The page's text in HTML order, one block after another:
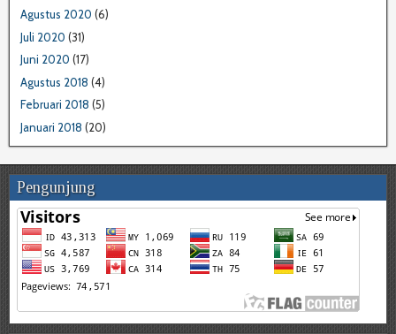
Agustus 2020 (6)
Juli 2020 (31)
Juni 2020 (17)
Agustus 2018 (4)
Februari 2018 (5)
Januari 2018 (20)
Pengunjung